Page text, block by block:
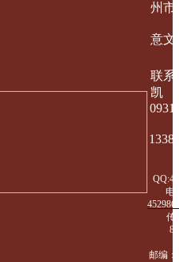
州市
意文
联系
凯
电
传
邮编：